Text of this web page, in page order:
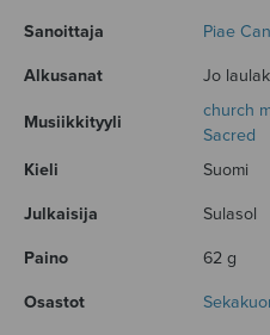
Sanoittaja Piae
Alkusanat Jo
Musiikkityyli
church
Sacred
Kieli
Suomi
Julkaisija Sulasol
Paino 62 g
Osastot